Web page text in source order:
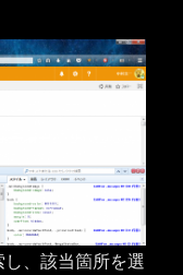
、該当箇所を選